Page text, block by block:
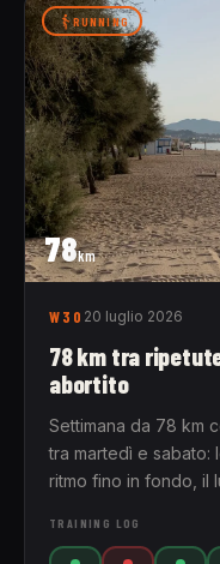
78km
RUNNING
W30 20 luglio 2026
78 km tra
abortito
Settimana da 78 km
tra martedì e sabato:
ritmo fino in fondo, il
TRAINING LOG